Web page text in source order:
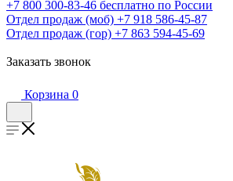
+7 800 300-83-46 бесплатно по России
Отдел продаж (моб) +7 918 586-45-87
Отдел продаж (гор) +7 863 594-45-69
Заказать звонок
Корзина 0